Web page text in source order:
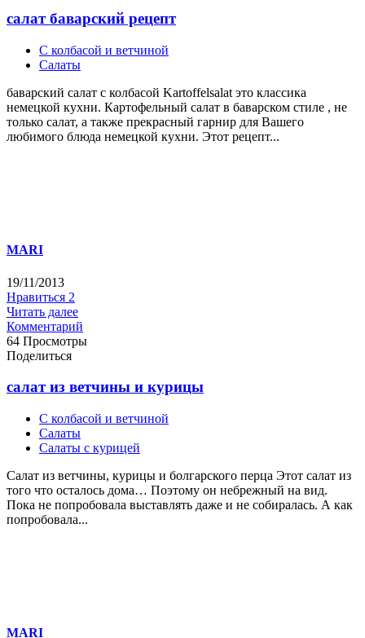
салат баварский рецепт
С колбасой и ветчиной
Салаты
баварский салат с колбасой Kartoffelsalat это классика
немецкой кухни. Картофельный салат в баварском стиле , не
только салат, а также прекрасный гарнир для Вашего
любимого блюда немецкой кухни. Этот рецепт...
MARI
19/11/2013
Нравиться 2
Читать далее
Комментарий
64 Просмотры
Поделиться
салат из ветчины и курицы
С колбасой и ветчиной
Салаты
Салаты с курицей
Салат из ветчины, курицы и болгарского перца Этот салат из
того что осталось дома… Поэтому он небрежный на вид.
Пока не попробовала выставлять даже и не собиралась. А как
попробовала...
MARI